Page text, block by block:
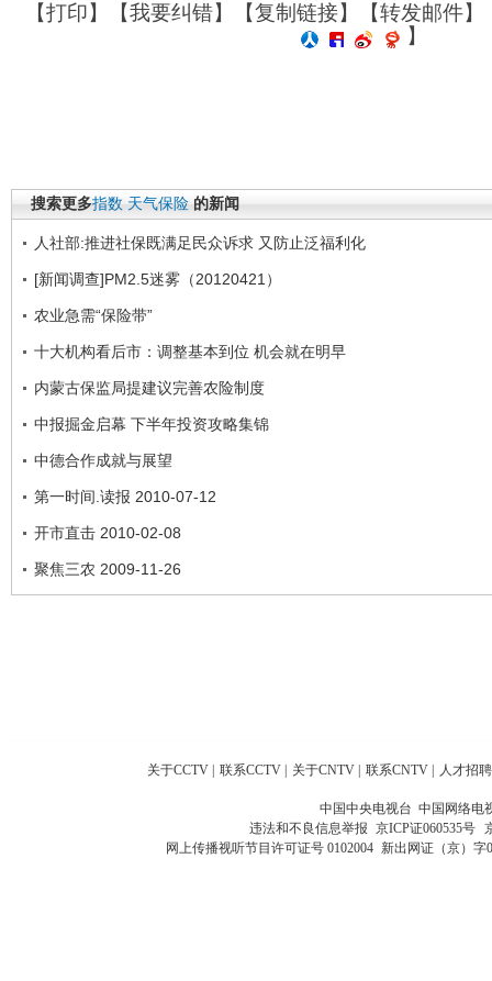
【打印】【我要纠错】【复制链接】【转发邮件】
】
搜索更多指数 天气保险 的新闻
人社部:推进社保既满足民众诉求 又防止泛福利化
[新闻调查]PM2.5迷雾（20120421）
农业急需“保险带”
十大机构看后市：调整基本到位 机会就在明早
内蒙古保监局提建议完善农险制度
中报掘金启幕 下半年投资攻略集锦
中德合作成就与展望
第一时间.读报 2010-07-12
开市直击 2010-02-08
聚焦三农 2009-11-26
关于CCTV 联系CCTV 关于CNTV 联系CNTV 人才招聘
中国中央电视台 中国网络电
违法和不良信息举报 京ICP证060535号
网上传播视听节目许可证号 0102004 新出网证（京）